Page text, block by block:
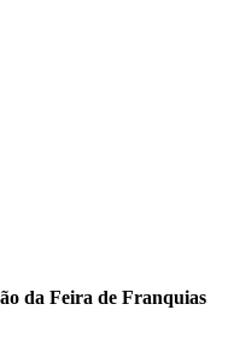
da Feira de Franquias